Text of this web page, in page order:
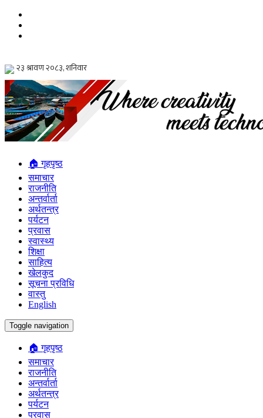
🏠 गृहपृष्ठ
समाचार
राजनीति
अन्तर्वार्ता
अर्थतन्त्र
पर्यटन
प्रवास
स्वास्थ्य
शिक्षा
साहित्य
खेलकुद
सूचना प्रविधि
वास्तु
English
Toggle navigation
🏠 गृहपृष्ठ
समाचार
राजनीति
अन्तर्वार्ता
अर्थतन्त्र
पर्यटन
प्रवास